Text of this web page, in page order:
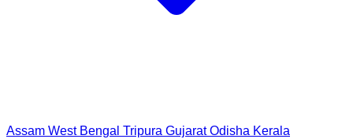
Assam West Bengal Tripura Gujarat Odisha Kerala